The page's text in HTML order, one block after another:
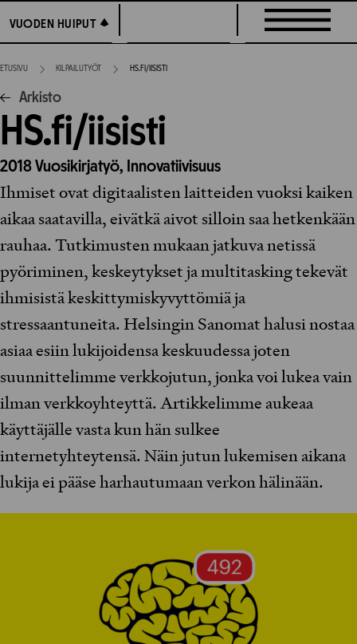
suoraan
sisältöön
VUODEN HUIPUT
VUODEN HUIPUT
ETUSIVU KILPAILUTYÖT HS.FI/IISISTI
Arkisto
HS.fi/iisisti
2018Vuosikirjatyö, Innovatiivisuus
Ihmiset ovat digitaalisten laitteiden vuoksi kaiken
aikaa saatavilla, eivätkä aivot silloin saa hetkenkään
rauhaa. Tutkimusten mukaan jatkuva netissä
pyöriminen, keskeytykset ja multitasking tekevät
ihmisistä keskittymiskyvyttömiä ja
stressaantuneita. Helsingin Sanomat halusi nostaa
asiaa esiin lukijoidensa keskuudessa joten
suunnittelimme verkkojutun, jonka voi lukea vain
ilman verkkoyhteyttä. Artikkelimme aukeaa
käyttäjälle vasta kun hän sulkee
internetyhteytensä. Näin jutun lukemisen aikana
lukija ei pääse harhautumaan verkon hälinään.